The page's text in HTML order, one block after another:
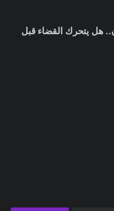
هل يتحرك القضاء قبل